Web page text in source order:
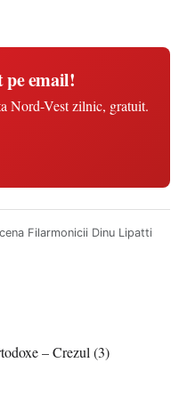
email!
Nord-Vest zilnic, gratuit.
Filarmonicii Dinu Lipatti